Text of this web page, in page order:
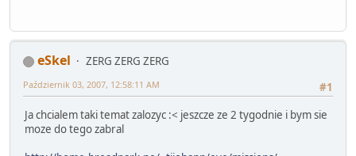
eSkel
ZERG ZERG ZERG
#1
Październik 03, 2007, 12:58:11 AM
Ja chcialem taki temat zalozyc :< jeszcze ze 2 tygodnie i bym sie
moze do tego zabral